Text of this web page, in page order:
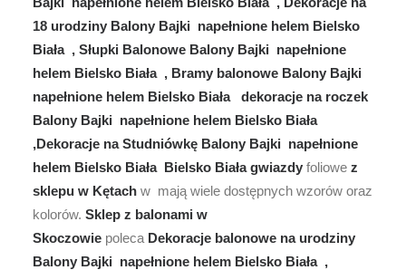
18 urodziny Balony Bajki napełnione helem Bielsko
Biała , Słupki Balonowe Balony Bajki napełnione
helem Bielsko Biała , Bramy balonowe Balony Bajki
napełnione helem Bielsko Biała dekoracje na roczek
Balony Bajki napełnione helem Bielsko Biała
,Dekoracje na Studniówkę Balony Bajki napełnione
helem Bielsko Biała Bielsko Biała gwiazdy foliowe z
sklepu w Kętach w mają wiele dostępnych wzorów oraz
kolorów. Sklep z balonami w
Skoczowie poleca Dekoracje balonowe na urodziny
Balony Bajki napełnione helem Bielsko Biała ,